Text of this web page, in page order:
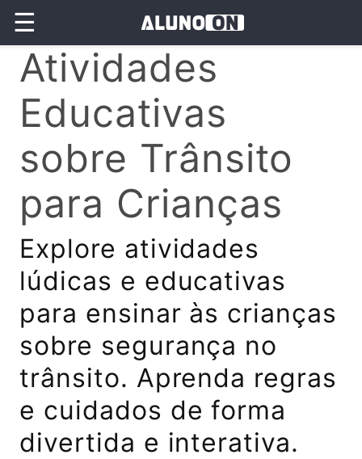
☰
Atividades
Educativas
sobre Trânsito
para Crianças
Explore atividades
lúdicas e educativas
para ensinar às crianças
sobre segurança no
trânsito. Aprenda regras
e cuidados de forma
divertida e interativa.